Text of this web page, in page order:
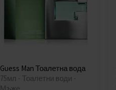
Guess Man Тоалетна вода
75мл - Тоалетни води -